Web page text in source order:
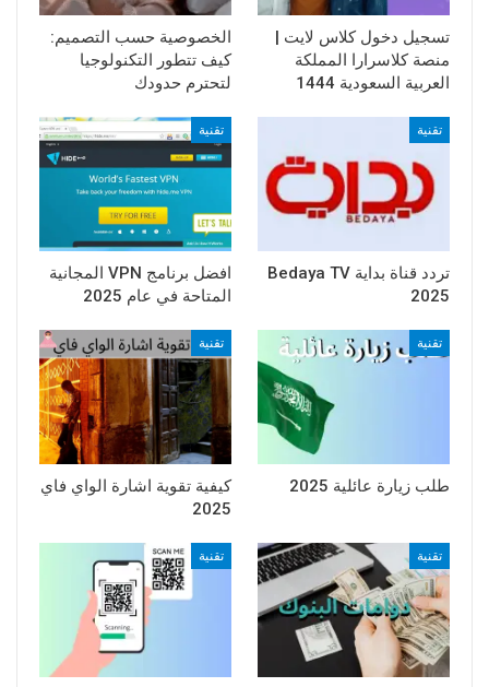
تسجيل دخول كلاس لايت |
منصة كلاسرارا المملكة
العربية السعودية 1444
الخصوصية حسب التصميم:
كيف تتطور التكنولوجيا
لتحترم حدودك
تقنية
تردد قناة بداية Bedaya TV
2025
تقنية
افضل برنامج VPN المجانية
المتاحة في عام 2025
تقنية
طلب زيارة عائلية 2025
تقنية
كيفية تقوية اشارة الواي فاي
2025
تقنية تقنية